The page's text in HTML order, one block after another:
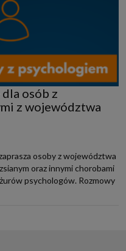
osób z
z województwa
osoby z województwa
oraz innymi chorobami
psychologów. Rozmowy